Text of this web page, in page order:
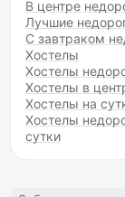
В центре
Лучшие
С завтраком
Хостелы
Хостелы
Хостелы в
Хостелы на
Хостелы
сутки